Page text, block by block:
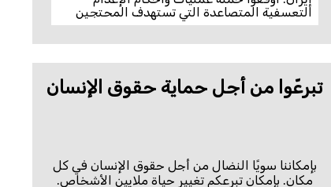
التعسفية المتصاعدة التي تستهدف المحتجين
تبرعّوا من أجل حماية حقوق الإنسان
بإمكاننا سويًا النضال من أجل حقوق الإنسان في كل
مكان. بإمكان تبرعكم تغيير حياة ملايين الأشخاص.